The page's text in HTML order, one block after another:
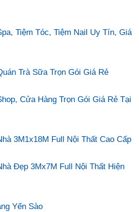
Tiệm Tóc, Tiệm Nail Uy Tín, Giá
Trà Sữa Trọn Gói Giá Rẻ
Cửa Hàng Trọn Gói Giá Rẻ Tại
3M1x18M Full Nội Thất Cao Cấp
Đẹp 3Mx7M Full Nội Thất Hiện
Yến Sào